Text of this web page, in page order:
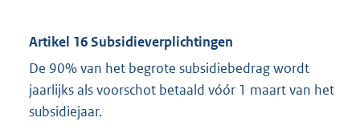
Artikel 16 Subsidieverplichtingen
De 90% van het begrote subsidiebedrag wordt
jaarlijks als voorschot betaald vóór 1 maart van het
subsidiejaar.